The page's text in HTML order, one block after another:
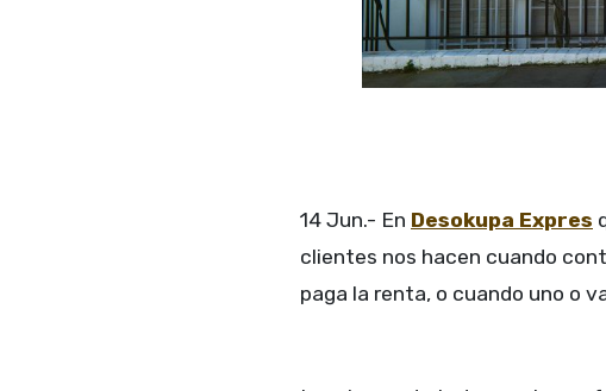
14 Jun.- En Desokupa Expres
clientes nos hacen cuando
paga la renta, o cuando uno o